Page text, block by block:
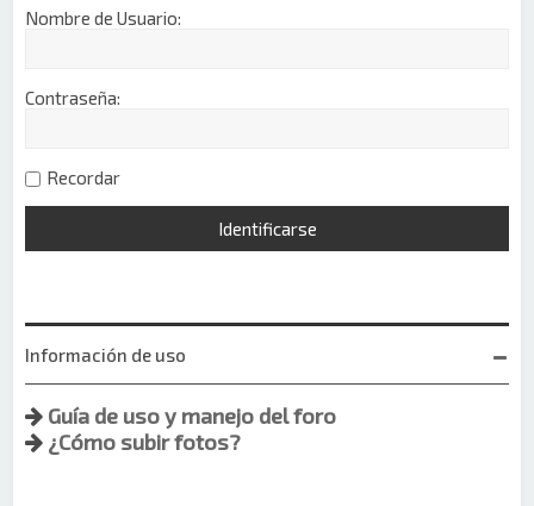
Nombre de Usuario:
Contraseña:
Recordar
Información de uso
Guía de uso y manejo del foro
¿Cómo subir fotos?